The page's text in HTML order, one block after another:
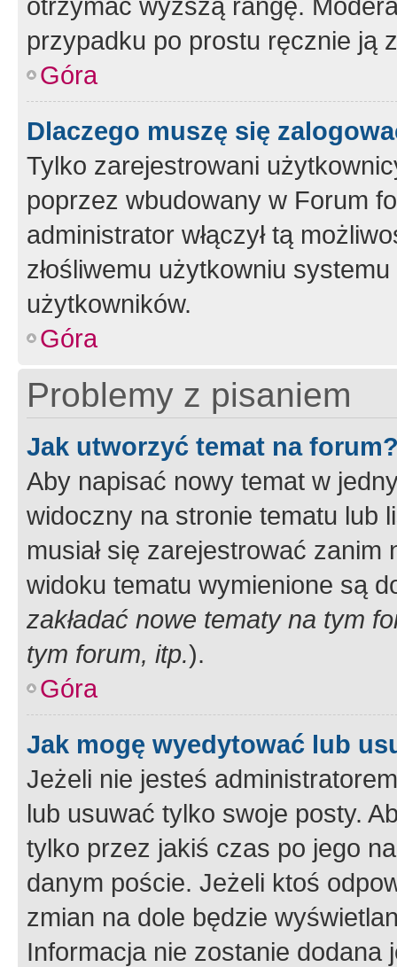
przypadku po prostu ręcznie ją
Góra
Dlaczego muszę się
Tylko zarejestrowani
poprzez wbudowany w Forum
administrator włączył tą
złośliwemu użytkowniu
użytkowników.
Góra
Problemy z pisaniem
Jak utworzyć temat na
Aby napisać nowy temat w
widoczny na stronie tematu lub
musiał się zarejestrować
widoku tematu wymienione są
zakładać nowe tematy na tym
tym forum, itp.).
Góra
Jak mogę wyedytować lub
Jeżeli nie jesteś
lub usuwać tylko swoje posty.
tylko przez jakiś czas po jego
danym poście. Jeżeli ktoś
zmian na dole będzie
Informacja nie zostanie dodana